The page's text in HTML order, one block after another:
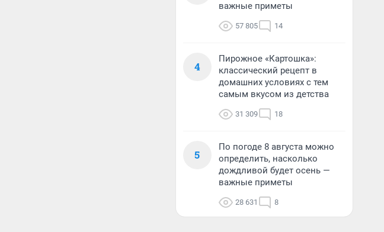
важные приметы
57 805 14
4
Пирожное «Картошка»:
классический рецепт в
домашних условиях с тем
самым вкусом из детства
31 309 18
5
По погоде 8 августа можно
определить, насколько
дождливой будет осень —
важные приметы
28 631 8